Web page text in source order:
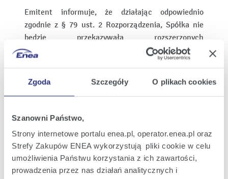
Zgoda Szczegóły O plikach cookies
Szanowni Państwo,
Strony internetowe portalu enea.pl, operator.enea.pl oraz
Strefy Zakupów ENEA wykorzystują pliki cookie w celu
umożliwienia Państwu korzystania z ich zawartości,
prowadzenia przez nas działań analitycznych i
Emitent informuje, że działając odpowiednio
zgodnie z § 79 ust. 2 Rozporządzenia, Spółka nie
będzie przekazywała rozszerzonych
skonsolidowanych raportów kwartalnych za IV
Ponadto Emitent informuje, iż skonsolidowane
sprawozdanie z płatności na rzecz administracji
Rozporządzenia zostanie przekazane wraz ze
skonsolidowanym raportem rocznym tj. w dniu 23
marca 2022 r.
Wydrukuj